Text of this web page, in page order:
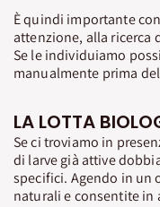
È quindi importante
attenzione, alla ricerca
Se le individuiamo
manualmente prima
LA LOTTA
Se ci troviamo in
di larve già attive
specifici. Agendo in un
naturali e consentite in